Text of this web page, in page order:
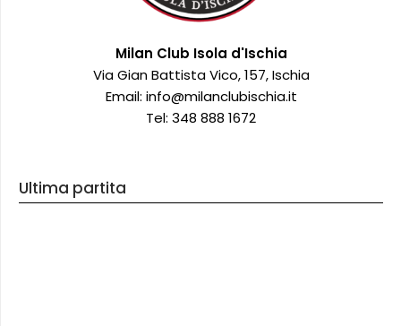
Milan Club Isola d'Ischia
Via Gian Battista Vico, 157, Ischia
Email: info@milanclubischia.it
Tel: 348 888 1672
Ultima partita